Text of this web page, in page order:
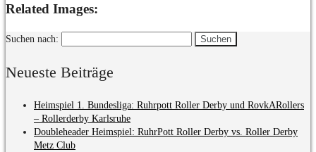
Related Images:
Suchen nach:
Neueste Beiträge
Heimspiel 1. Bundesliga: Ruhrpott Roller Derby und RovkARollers
– Rollerderby Karlsruhe
Doubleheader Heimspiel: RuhrPott Roller Derby vs. Roller Derby
Metz Club